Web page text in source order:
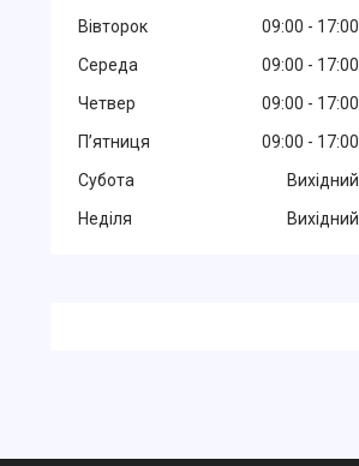
Вівторок
09:00
17:00
Середа
09:00
17:00
Четвер
09:00
17:00
Пʼятниця
09:00
17:00
Субота
Вихідний
Неділя
Вихідний